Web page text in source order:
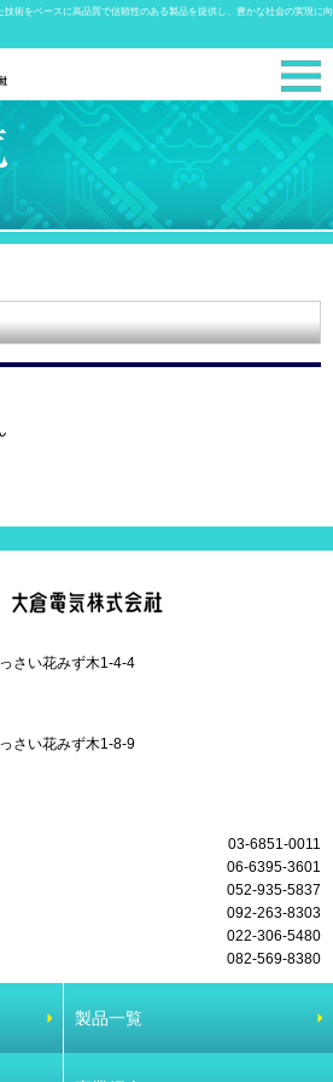
術をベースに高品質で信頼性のある製品を提供し、豊かな社会の実現に向
さい花みず木1-4-4
さい花みず木1-8-9
03-6851-0011
06-6395-3601
052-935-5837
092-263-8303
022-306-5480
082-569-8380
製品一覧